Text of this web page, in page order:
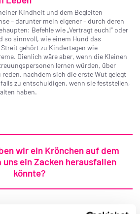
Kindheit und dem Begleiten
– darunter mein eigener – durch deren
Befehle wie „Vertragt euch!“ oder
so sinnvoll, wie einem Hund das
gehört zu Kindertagen wie
Dienlich wäre aber, wenn die Kleinen
lernen würden, über
nachdem sich die erste Wut gelegt
zu entschuldigen, wenn sie feststellen,
haben.
wir ein Krönchen auf dem
uns ein Zacken herausfallen
könnte?
vom Erziehungsmodell „Gebt euch